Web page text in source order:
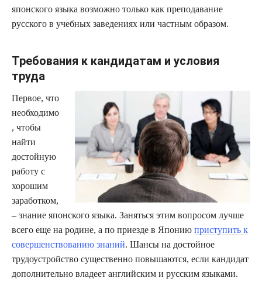
японского языка возможно только как преподавание
русского в учебных заведениях или частным образом.
Требования к кандидатам и условия
труда
Первое, что
необходимо
, чтобы
найти
достойную
работу с
хорошим
заработком,
– знание японского языка. Заняться этим вопросом лучше
всего еще на родине, а по приезде в Японию приступить к
совершенствованию знаний. Шансы на достойное
трудоустройство существенно повышаются, если кандидат
дополнительно владеет английским и русским языками.